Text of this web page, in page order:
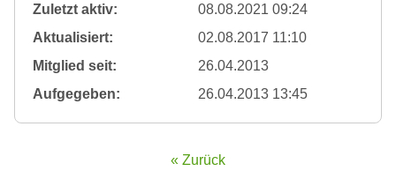
Zuletzt aktiv:
08.08.2021 09:24
Aktualisiert:
02.08.2017 11:10
Mitglied seit:
26.04.2013
Aufgegeben:
26.04.2013 13:45
« Zurück